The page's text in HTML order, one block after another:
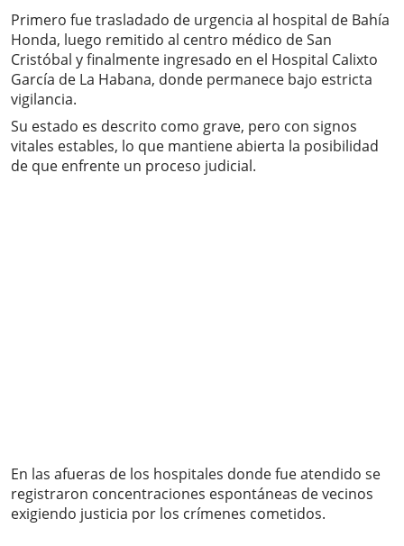
Primero fue trasladado de urgencia al hospital de Bahía
Honda, luego remitido al centro médico de San
Cristóbal y finalmente ingresado en el Hospital Calixto
García de La Habana, donde permanece bajo estricta
vigilancia.
Su estado es descrito como grave, pero con signos
vitales estables, lo que mantiene abierta la posibilidad
de que enfrente un proceso judicial.
En las afueras de los hospitales donde fue atendido se
registraron concentraciones espontáneas de vecinos
exigiendo justicia por los crímenes cometidos.